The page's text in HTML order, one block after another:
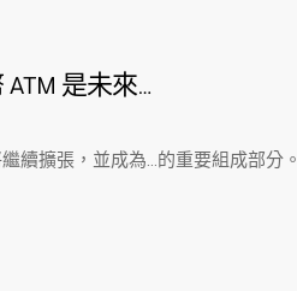
是未來…
續擴張，並成為…的重要組成部分。